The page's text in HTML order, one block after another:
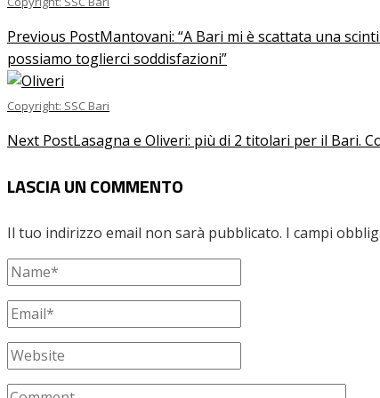
Previous PostMantovani: “A Bari mi è scattata una
possiamo toglierci soddisfazioni”
Copyright: SSC Bari
Next PostLasagna e Oliveri: più di 2 titolari per il Bari.
LASCIA UN COMMENTO
Il tuo indirizzo email non sarà pubblicato. I campi